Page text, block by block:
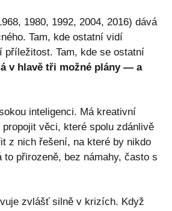
1980, 1992, 2004, 2016) dává
Tam, kde ostatní vidí
příležitost. Tam, kde se ostatní
v hlavě tři možné plány — a
inteligenci. Má kreativní
věci, které spolu zdánlivě
z nich řešení, na které by nikdo
to přirozeně, bez námahy, často s
zvlášť silně v krizích. Když